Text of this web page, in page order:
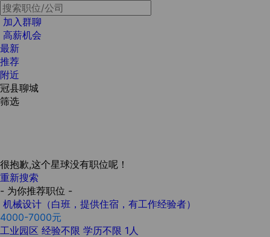
加入群聊
高薪机会
最新
推荐
附近
冠县聊城
筛选
很抱歉,这个星球没有职位呢！
重新搜索
- 为你推荐职位 -
机械设计（白班，提供住宿，有工作经验者）
4000-7000元
工业园区 经验不限 学历不限 1人